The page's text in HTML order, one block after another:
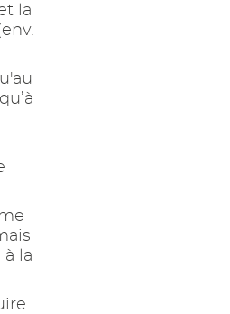
la
la